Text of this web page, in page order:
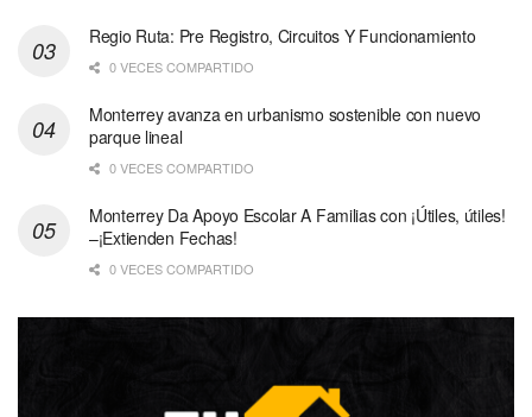
Regio Ruta: Pre Registro, Circuitos Y Funcionamiento
0 VECES COMPARTIDO
Monterrey avanza en urbanismo sostenible con nuevo
parque lineal
0 VECES COMPARTIDO
Monterrey Da Apoyo Escolar A Familias con ¡Útiles, útiles!
–¡Extienden Fechas!
0 VECES COMPARTIDO